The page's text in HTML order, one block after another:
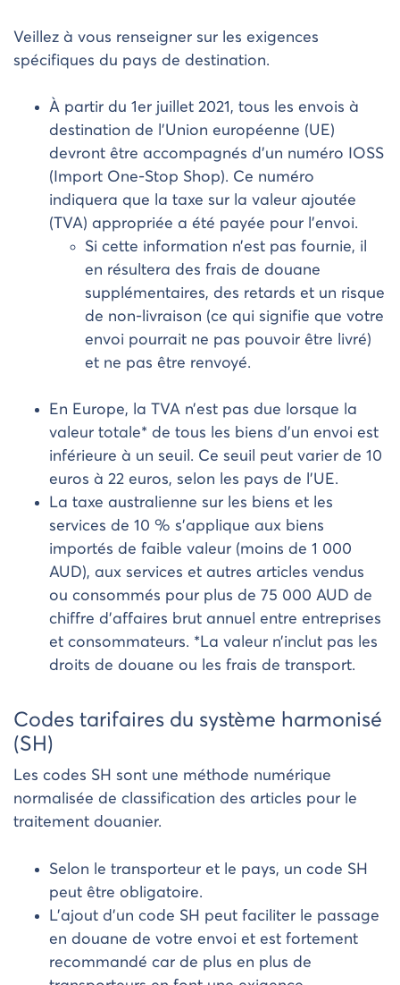
Veillez à vous renseigner sur les exigences
spécifiques du pays de destination.
À partir du 1er juillet 2021, tous les envois à
destination de l’Union européenne (UE)
devront être accompagnés d’un numéro IOSS
(Import One-Stop Shop). Ce numéro
indiquera que la taxe sur la valeur ajoutée
(TVA) appropriée a été payée pour l’envoi.
Si cette information n’est pas fournie, il
en résultera des frais de douane
supplémentaires, des retards et un risque
de non-livraison (ce qui signifie que votre
envoi pourrait ne pas pouvoir être livré)
et ne pas être renvoyé.
En Europe, la TVA n’est pas due lorsque la
valeur totale* de tous les biens d’un envoi est
inférieure à un seuil. Ce seuil peut varier de 10
euros à 22 euros, selon les pays de l’UE.
La taxe australienne sur les biens et les
services de 10 % s’applique aux biens
importés de faible valeur (moins de 1 000
AUD), aux services et autres articles vendus
ou consommés pour plus de 75 000 AUD de
chiffre d’affaires brut annuel entre entreprises
et consommateurs. *La valeur n’inclut pas les
droits de douane ou les frais de transport.
Codes tarifaires du système harmonisé
(SH)
Les codes SH sont une méthode numérique
normalisée de classification des articles pour le
traitement douanier.
Selon le transporteur et le pays, un code SH
peut être obligatoire.
L’ajout d’un code SH peut faciliter le passage
en douane de votre envoi et est fortement
recommandé car de plus en plus de